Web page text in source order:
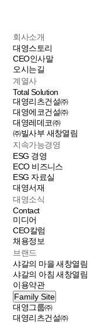
회사소개
대영스토리
CEO인사말
오시는길
계열사
Total Solution
대영리츠건설㈜
대영에코건설㈜
대영레데코㈜
㈜빌사부 새창열림
지속가능경영
ESG 경영
ECO 비즈니스
ESG 자료실
대영서재
대영소식
Contact
미디어
CEO칼럼
채용정보
브랜드
샤갈의 마을새창열림
샤갈의 아침새창열림
이용약관
Family Site
대영그룹㈜
대영리츠건설㈜